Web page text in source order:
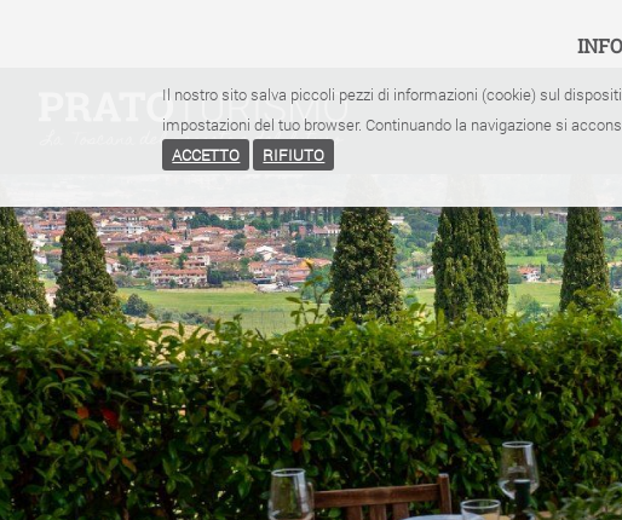
Il nostro sito salva piccoli pezzi di informazioni (cookie) sul
impostazioni del tuo browser. Continuando la navigazione si
ACCETTO
RIFIUTO